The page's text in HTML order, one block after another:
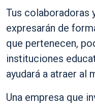
Tus colaboradoras
expresarán de
que pertenecen,
instituciones
ayudará a atraer al
Una empresa que